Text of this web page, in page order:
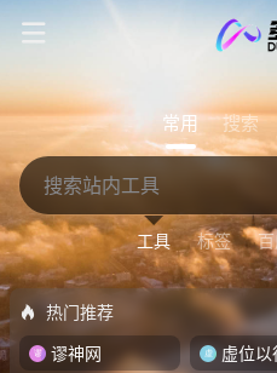
常用 搜索
工具 标签
热门推荐
谬神网
虚位以